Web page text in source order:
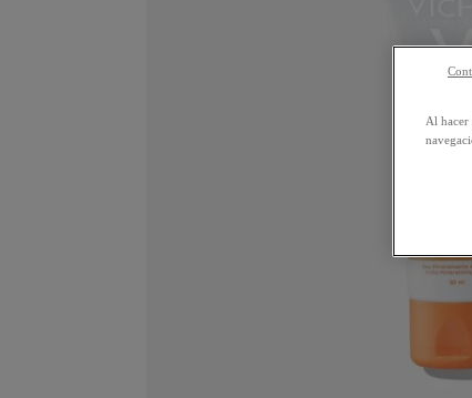
Al hacer